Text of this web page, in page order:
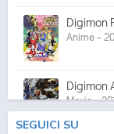
Digimon
Anime -
Digimon
Movie -
SEGUICI SU